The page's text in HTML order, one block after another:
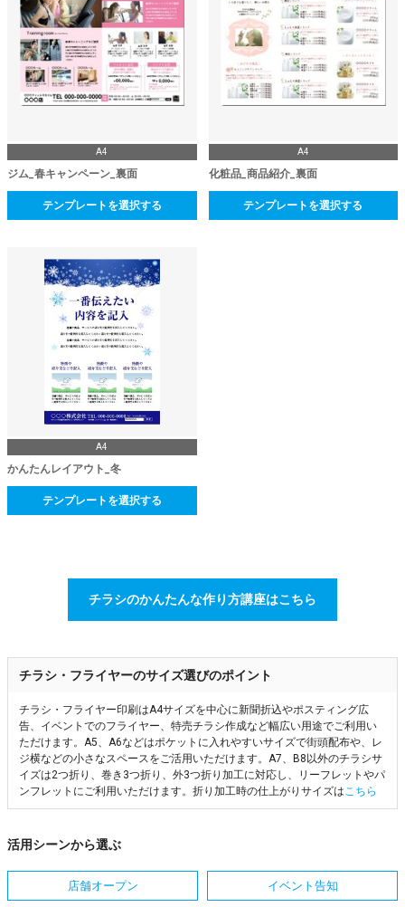
A4
ジム_春キャンペーン_裏面
テンプレートを選択する
A4
化粧品_商品紹介_裏面
テンプレートを選択する
A4
かんたんレイアウト_冬
テンプレートを選択する
チラシのかんたんな作り方講座はこちら
チラシ・フライヤーのサイズ選びのポイント
チラシ・フライヤー印刷はA4サイズを中心に新聞折込やポスティング広
告、イベントでのフライヤー、特売チラシ作成など幅広い用途でご利用い
ただけます。A5、A6などはポケットに入れやすいサイズで街頭配布や、レ
ジ横などの小さなスペースをご活用いただけます。A7、B8以外のチラシサ
イズは2つ折り、巻き3つ折り、外3つ折り加工に対応し、リーフレットやパ
ンフレットにご利用いただけます。折り加工時の仕上がりサイズは こちら
活用シーンから選ぶ
店舗オープン イベント告知